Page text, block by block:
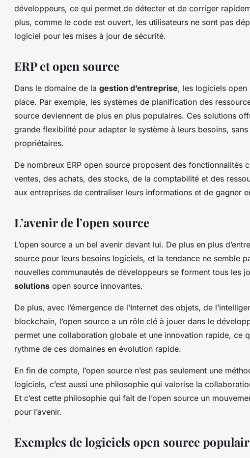
développeurs, ce qui permet de détecter et de corriger
plus, comme le code est ouvert, les utilisateurs ne sont pas
logiciel pour les mises à jour de sécurité.
ERP et open source
Dans le domaine de la gestion d’entreprise, les logiciels open
place. Par exemple, les systèmes de planification des
source deviennent de plus en plus populaires. Ces solutions
grande flexibilité pour adapter le système à leurs besoins,
propriétaires.
De nombreux ERP open source proposent des fonctionnalités
ventes, des achats, des stocks, de la comptabilité et des
aux entreprises de centraliser leurs informations et de gagner
L’avenir de l’open source
L’open source a un bel avenir devant lui. De plus en plus
source pour leurs besoins logiciels, et la tendance ne semble
nouvelles communautés de développeurs se forment tous les
solutions open source innovantes.
De plus, avec l’émergence de l’Internet des objets, de
blockchain, l’open source a un rôle clé à jouer dans le
permet une collaboration globale et une innovation rapide, ce
rythme de ces domaines en évolution rapide.
En fin de compte, l’open source n’est pas seulement une
logiciels, c’est aussi une philosophie qui valorise la
Et c’est cette philosophie qui fait de l’open source un
pour l’avenir.
Exemples de logiciels open source